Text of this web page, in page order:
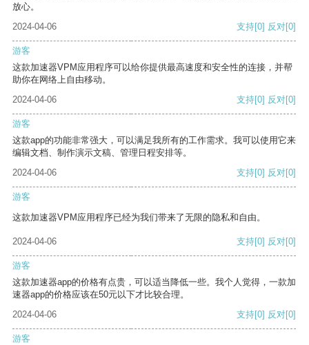
放心。
2024-04-06
支持[0] 反对[0]
游客
这款加速器VPM应用程序可以给你提供最高速度和安全性的连接，并帮
助你在网络上自由移动。
2024-04-06
支持[0] 反对[0]
游客
这款app的功能非常强大，可以满足我所有的工作需求。我可以使用它来
编辑文档、制作演示文稿、管理日程安排等。
2024-04-06
支持[0] 反对[0]
游客
这款加速器VPM应用程序已经为我们带来了无限的隐私和自由。
2024-04-06 支持[0] 反对[0]
游客
这款加速器app的价格有点贵，可以适当降低一些。我个人觉得，一款加
速器app的价格应该在50元以下才比较合理。
2024-04-06
支持[0] 反对[0]
游客